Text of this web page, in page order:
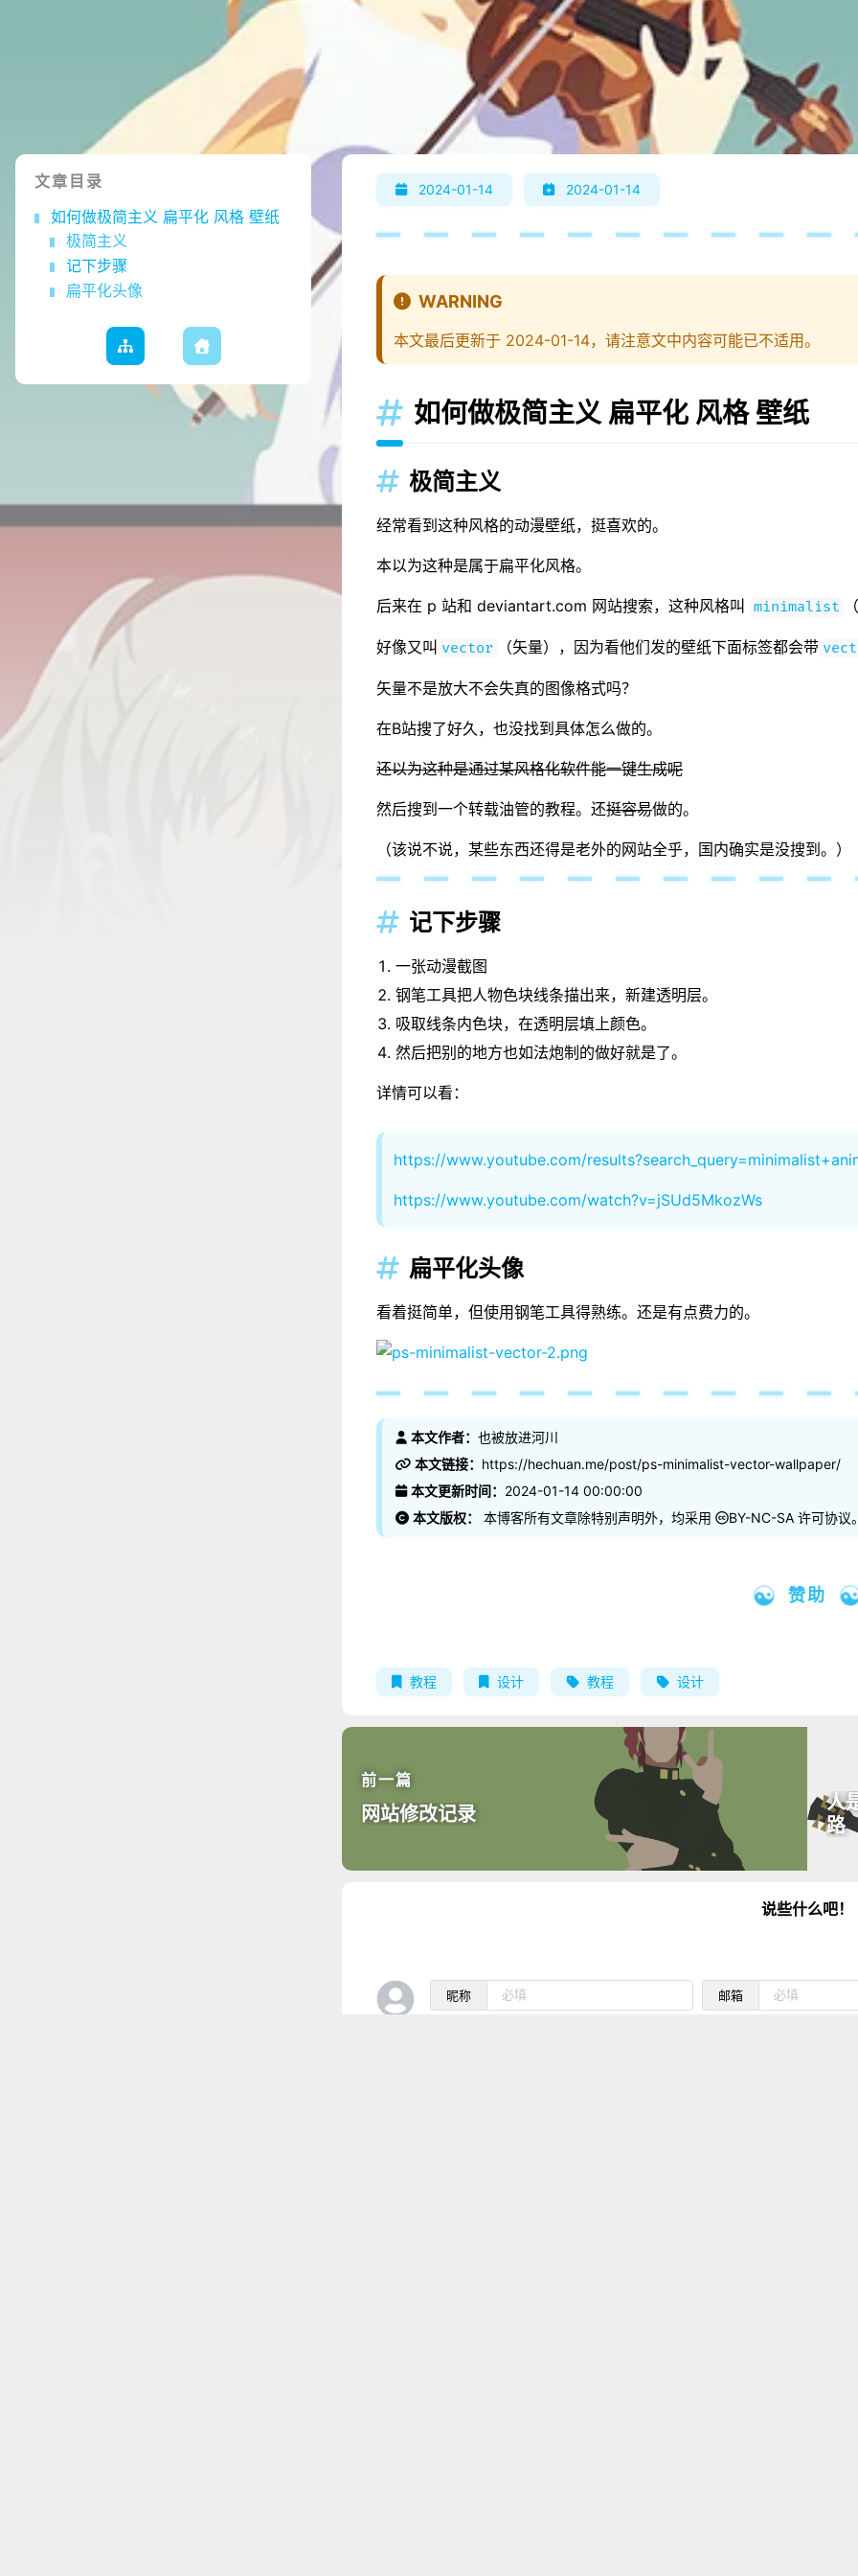
文章目录
如何做极简主义 扁平化 风格 壁纸
极简主义
记下步骤
扁平化头像
2024-01-14 2024-01-14
WARNING
本文最后更新于 2024-01-14，请注意文中内容可能已不适用。
 如何做极简主义 扁平化 风格 壁纸
 极简主义
经常看到这种风格的动漫壁纸，挺喜欢的。
本以为这种是属于扁平化风格。
后来在 p 站和 deviantart.com 网站搜索，这种风格叫 minimalist
好像又叫 vector （矢量），因为看他们发的壁纸下面标签都会带
矢量不是放大不会失真的图像格式吗？
在B站搜了好久，也没找到具体怎么做的。
还以为这种是通过某风格化软件能一键生成呢
然后搜到一个转载油管的教程。还挺容易做的。
（该说不说，某些东西还得是老外的网站全乎，国内确实是没搜到。）
 记下步骤
一张动漫截图
钢笔工具把人物色块线条描出来，新建透明层。
吸取线条内色块，在透明层填上颜色。
然后把别的地方也如法炮制的做好就是了。
详情可以看：
https://www.youtube.com/
https://www.youtube.com/watch?v=jSUd5MkozWs
 扁平化头像
看着挺简单，但使用钢笔工具得熟练。还是有点费力的。
本文作者：也被放进河川
本文链接： https://hechuan.me/post/ps-minimalist-vector-wallpaper/
本文更新时间： 2024-01-14 00:00:00
本文版权：
本博客所有文章除特别声明外，均采用 BY-NC-SA 许可协议
赞助
教程 设计 教程 设计
前一篇
网站修改记录
人
路
说些什么吧！
昵称 邮箱